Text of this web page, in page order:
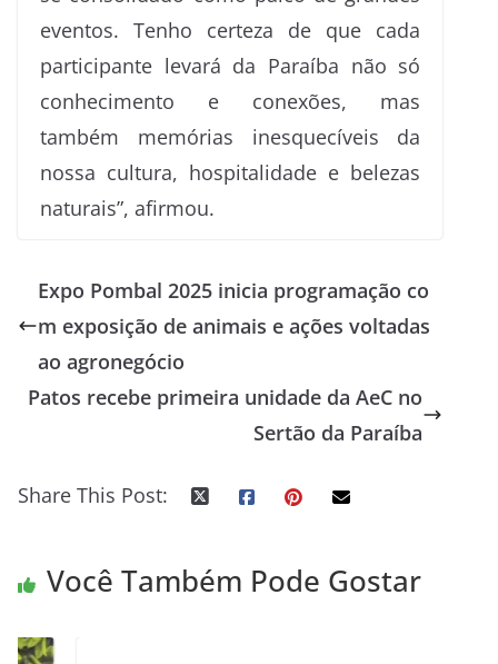
eventos. Tenho certeza de que cada
participante levará da Paraíba não só
conhecimento e conexões, mas
também memórias inesquecíveis da
nossa cultura, hospitalidade e belezas
naturais”, afirmou.
Expo Pombal 2025 inicia programação co
m exposição de animais e ações voltadas
ao agronegócio
Patos recebe primeira unidade da AeC no
Sertão da Paraíba
Share This Post:
Você Também Pode Gostar